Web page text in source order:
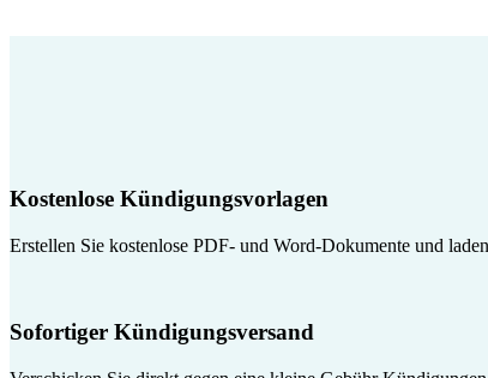
Kostenlose Kündigungsvorlagen
Erstellen Sie kostenlose PDF- und Word-Dokumente und
Sofortiger Kündigungsversand